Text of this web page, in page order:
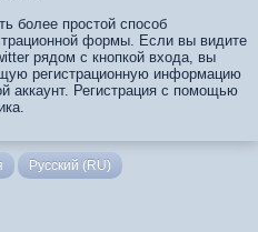
более простой способ
формы. Если вы видите
рядом с кнопкой входа, вы
регистрационную информацию
​​аккаунт. Регистрация с помощью
Русский (RU)